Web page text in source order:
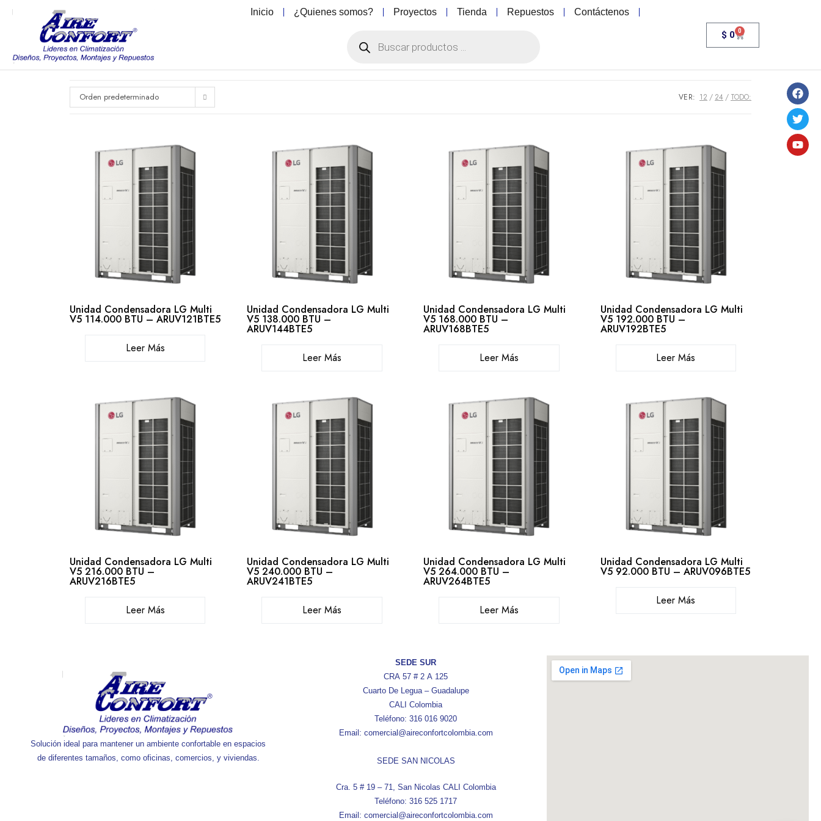
Inicio ¿Quienes somos? Proyectos Tienda Repuestos Contáctenos
$ 0 0
Orden predeterminado VER: 12 24 TODO:
Unidad Condensadora LG Multi
V5 114.000 BTU – ARUV121BTE5
Leer Más
Unidad Condensadora LG Multi
V5 138.000 BTU –
ARUV144BTE5
Leer Más
Unidad Condensadora LG Multi
V5 168.000 BTU –
ARUV168BTE5
Leer Más
Unidad Condensadora LG Multi
V5 192.000 BTU –
ARUV192BTE5
Leer Más
Unidad Condensadora LG Multi
V5 216.000 BTU –
ARUV216BTE5
Leer Más
Unidad Condensadora LG Multi
V5 240.000 BTU –
ARUV241BTE5
Leer Más
Unidad Condensadora LG Multi
V5 264.000 BTU –
ARUV264BTE5
Leer Más
Unidad Condensadora LG Multi
V5 92.000 BTU – ARUV096BTE5
Leer Más
Solución ideal para mantener un ambiente confortable en espacios
de diferentes tamaños, como oficinas, comercios, y viviendas.
SEDE SUR
CRA 57 # 2 A 125
Cuarto De Legua – Guadalupe
CALI Colombia
Teléfono: 316 016 9020
Email: comercial@aireconfortcolombia.com
SEDE SAN NICOLAS
Cra. 5 # 19 – 71, San Nicolas CALI Colombia
Teléfono: 316 525 1717
Email: comercial@aireconfortcolombia.com